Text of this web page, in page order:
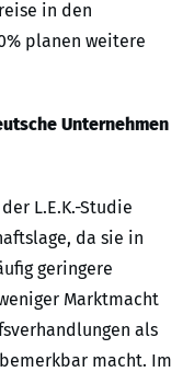
in den
planen weitere
Unternehmen
L.E.K.-Studie
da sie in
geringere
Marktmacht
als
macht. Im